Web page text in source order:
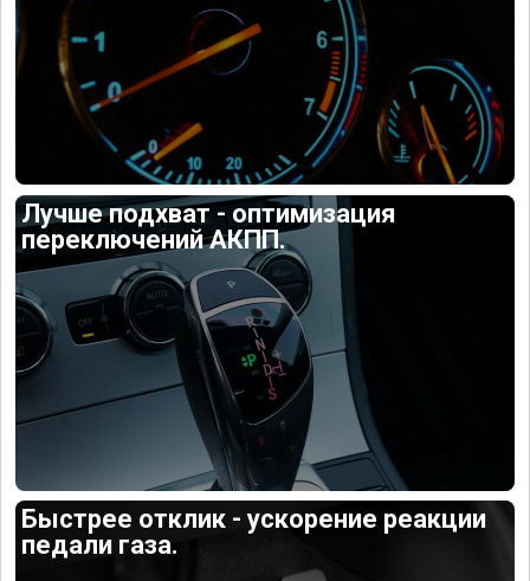
Лучше подхват - оптимизация
переключений АКПП.
Быстрее отклик - ускорение реакции
педали газа.